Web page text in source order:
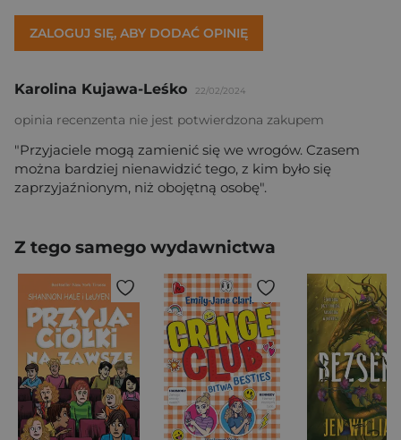
ZALOGUJ SIĘ, ABY DODAĆ OPINIĘ
Karolina Kujawa-Leśko 22/02/2024
opinia recenzenta nie jest potwierdzona zakupem
"Przyjaciele mogą zamienić się we wrogów. Czasem
można bardziej nienawidzić tego, z kim było się
zaprzyjaźnionym, niż obojętną osobę".
Z tego samego wydawnictwa